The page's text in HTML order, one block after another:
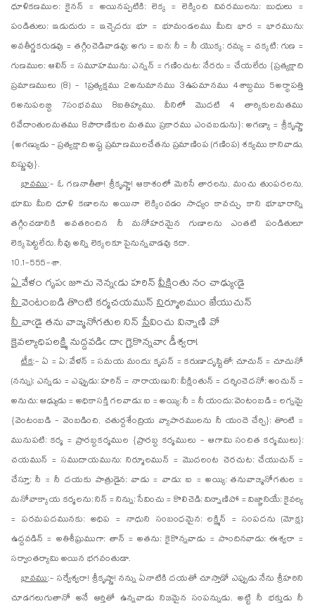
ధూళికణముల; కైనన్ = అయినప్పటికి; లెక్క = లెక్కించి వివరములను; బుధులు =
పండితులు; ఇడుదురు = ఇచ్చెదరు; భూ = భూమండలము మీది; భార = భారమును;
అవతీర్ణకరుడవు = తగ్గించెడివాడవు; అగు = ఐన; నీ = నీ యొక్క; రమ్య = చక్కటి; గుణ =
గుణముల; ఆలిన్ = సమూహమును; ఎన్నన్ = గణించుట; నేరరు = చేయలేరు {ప్రత్యక్షాది
ప్రమాణములు (8) - 1ప్రత్యక్షము 2అనుమానము 3ఉపమానము 4శాబ్దము 5అర్థాపత్తి
6అనుపలబ్ధి 7సంభవము 8ఐతిహ్యము. వీనిలో మొదటి 4 తార్కికులమతము
6వేదాంతులమతము 8పౌరాణికుల మతము ప్రకారము ఎంచబడును}; అగణ్యా = శ్రీకృష్ణా
{అగణ్యుడు - ప్రత్యక్షాది అష్ట ప్రమాణములచేతను ప్రమాణింప (గణింప) శక్యము కానివాడు,
విష్ణువు}.
భావము:- ఓ గణనాతీతా! శ్రీకృష్ణా! ఆకాశంలో మెరిసే తారలను, మంచు తుంపరలను,
భూమి మీది ధూళి కణాలను అయినా లెక్కించడం సాధ్యం కావచ్చు. కాని భూభారాన్ని
తగ్గించడానికి అవతరించిన నీ మనోహరమైన గుణాలను ఎంతటి పండితులూ
లెక్కపెట్టలేరు. నీవు అన్ని లెక్కలకూ పైనున్నవాడవు కదా.
10.1-555-శా.
ఏవేళం గృపఁ జూచు నెన్నఁడు హరిన్వీక్షింతు నం చాఢ్యుఁడై
నీవెంటంబడి తొంటి కర్మచయమున్నిర్మూలముం జేయుచున్
నీవాఁడై తను వాఙ్మనోగతుల నిన్సేవించు విన్నాణి వో
కైవల్యాధిపలక్ష్మి నుద్దవడిఁ దాఁగైకొన్నవాఁ డీశ్వరా!
టీక:- ఏ = ఏ; వేళన్ = సమయ మందు; కృపన్ = కరుణాదృష్టితో; చూచున్ = చూచునో
(నన్ను); ఎన్నడు = ఎప్పుడు; హరిన్ = నారాయణుని; వీక్షింతున్ = దర్శించెదనో; అంచున్ =
అనుచు; ఆఢ్యుడు = అధికాసక్తి గలవాడు; ఐ = అయ్యి; నీ = నీ యందు; వెంటంబడి = లగ్నమై
{వెంటంబడి - వెంబడించి, చతుర్దశేంద్రియ వ్యాపారములను నీ యందె చేర్చి}; తొంటి =
మునుపటి; కర్మ = ప్రారబ్ధకర్మముల {ప్రారబ్ధ కర్మములు - ఆగామి సంచిత కర్మములు};
చయమున్ = సముదాయమును; నిర్మూలమున్ = మొదలంట చెరచుట; చేయుచున్ =
చేస్తూ; నీ = నీ దయకు పాత్రుడైన; వాడు = వాడు; ఐ = అయ్యి; తనువాఙ్మనోగతుల =
మనోవాక్కాయ కర్మలను; నిన్ = నిన్ను; సేవించు = కొలిచెడి; విన్నాణిపో = విజ్ఞానియే; కైవల్య
= పరమపదమునకు; అధిప = నాధుని సంబంధమైన; లక్ష్మిన్ = సంపదను (మోక్ష);
ఉద్దవడిన్ = అతిశీఘ్రముగా; తాన్ = అతను; కైకొన్నవాడు = పొందినవాడు; ఈశ్వరా =
సర్వాంతర్యామి అయిన భగవంతుడా.
భావము:- సర్వేశ్వరా! శ్రీకృష్ణా! నన్ను ఏనాటికి దయతో చూస్తాడో ఎప్పుడు నేను శ్రీహరిని
చూడగలుగుతానో అనే ఆర్తితో ఉన్నవాడు నిజమైన సంపన్నుడు. అట్టి నీ భక్తుడు నీ